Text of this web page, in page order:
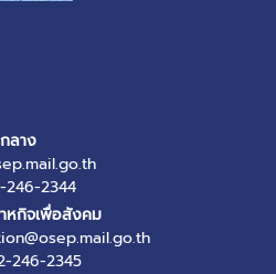
ลาง
246-2344
หกิจเพื่อสังคม
246-2345